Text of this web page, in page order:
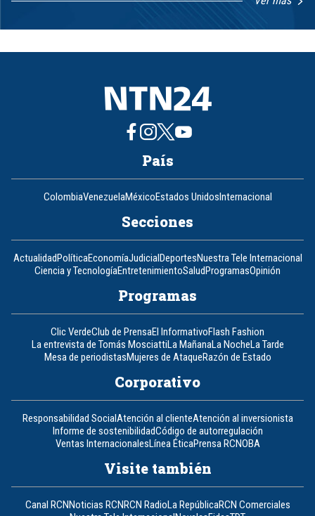
8
País
ColombiaVenezuelaMéxicoEstados UnidosInternacional
Secciones
ActualidadPolíticaEconomíaJudicialDeportesNuestra Tele Internacional
Ciencia y TecnologíaEntretenimientoSaludProgramasOpinión
Programas
Clic VerdeClub de PrensaEl InformativoFlash Fashion
La entrevista de Tomás MosciattiLa MañanaLa NocheLa Tarde
Mesa de periodistasMujeres de AtaqueRazón de Estado
Corporativo
Responsabilidad SocialAtención al clienteAtención al inversionista
Informe de sostenibilidadCódigo de autorregulación
Ventas InternacionalesLínea ÉticaPrensa RCNOBA
Visite también
Canal RCNNoticias RCNRCN RadioLa RepúblicaRCN Comerciales